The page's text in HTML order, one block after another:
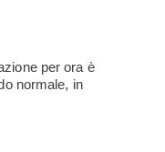
per ora è
normale, in